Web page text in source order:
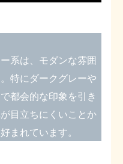
系は、モダンな雰囲
特にダークグレーや
都会的な印象を引き
目立ちにくいことか
まれています。